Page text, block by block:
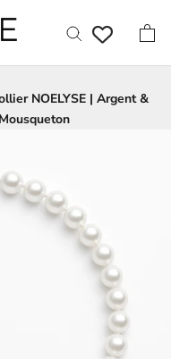
NOELYSE | Argent &